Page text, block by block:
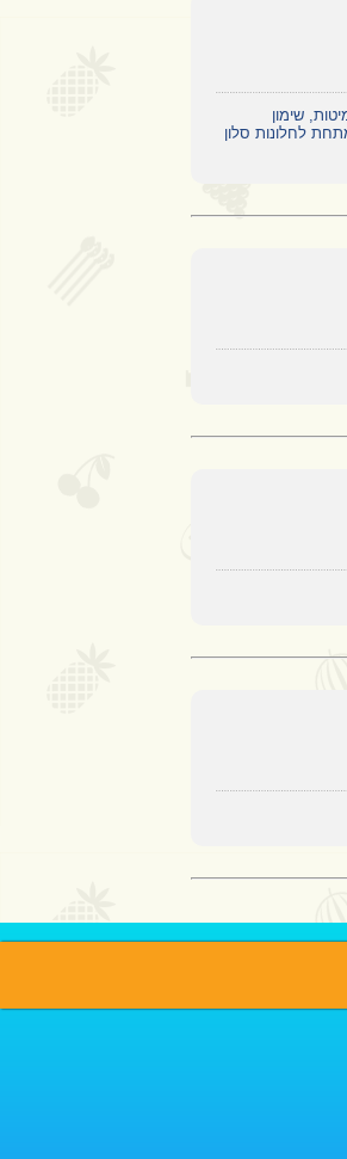
שימון
לחלונות סלון